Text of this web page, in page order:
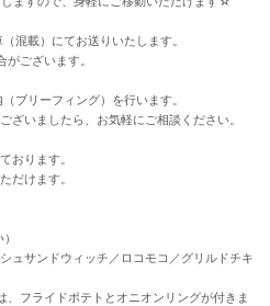
混載）にてお送りいたします。
ございます。
ブリーフィング）を行います。
ざいましたら、お気軽にご相談ください。
おります。
だけます。
ュサンドウィッチ／ロコモコ／グリルドチキ
フライドポテトとオニオンリングが付きま